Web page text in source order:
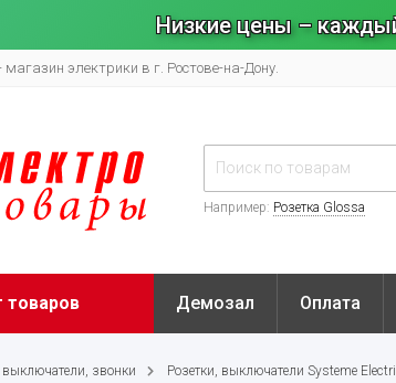
Низкие цены –
электрики в г. Ростове-на-Дону.
Например: Розетка Glossa
товаров Демозал Оплата
выключатели, звонки Розетки, выключатели Systeme